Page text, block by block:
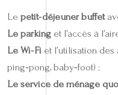
Le petit‑déjeuner buffet
Le parking et l’accès à
Le Wi‑Fi et l’utilisation
ping‑pong, baby‑foot) ;
Le service de ménage